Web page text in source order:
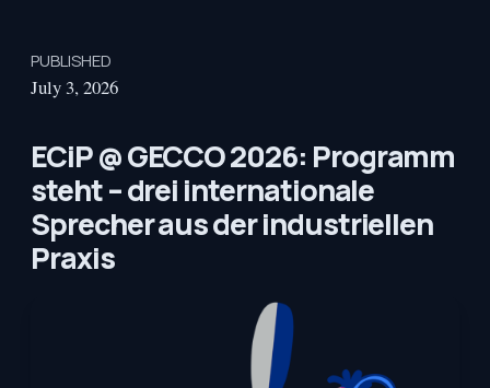
PUBLISHED
July 3, 2026
ECiP @ GECCO 2026: Programm
steht – drei internationale
Sprecher aus der industriellen
Praxis